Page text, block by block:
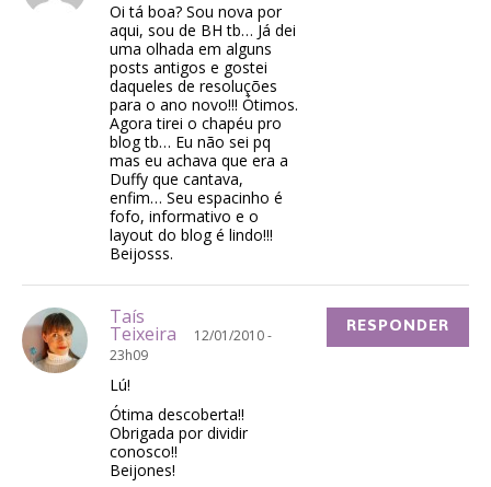
Oi tá boa? Sou nova por
aqui, sou de BH tb… Já dei
uma olhada em alguns
posts antigos e gostei
daqueles de resoluções
para o ano novo!!! Ótimos.
Agora tirei o chapéu pro
blog tb… Eu não sei pq
mas eu achava que era a
Duffy que cantava,
enfim… Seu espacinho é
fofo, informativo e o
layout do blog é lindo!!!
Beijosss.
Taís
Teixeira
12/01/2010 -
23h09
Lú!
Ótima descoberta!!
Obrigada por dividir
conosco!!
Beijones!
RESPONDER